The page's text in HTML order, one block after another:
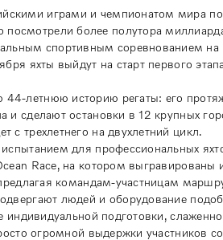
играми и чемпионатом мира
более полутора
спортивным соревнованием на
яхты выйдут на старт первого
летнюю историю регаты: его
сделают остановки в 12 крупных
с трехлетнего на двухлетний цикл.
для профессиональных
Race, на котором выгравированы
командам-участницам
людей и оборудование
индивидуальной подготовки,
огромной выдержки участников